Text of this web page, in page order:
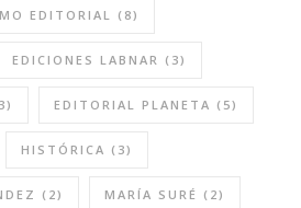
EDITORIAL (8)
EDICIONES LABNAR (3)
EDITORIAL PLANETA (5)
HISTÓRICA (3)
(2) MARÍA SURÉ (2)